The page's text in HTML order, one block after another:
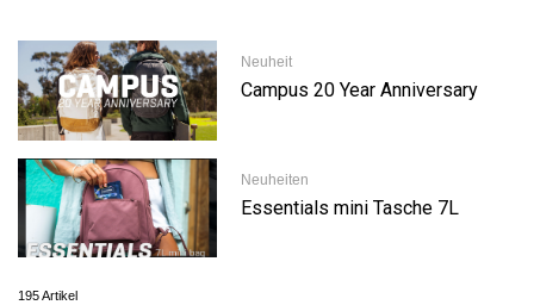
Neuheit
Campus 20 Year Anniversary
Neuheiten
Essentials mini Tasche 7L
195 Artikel